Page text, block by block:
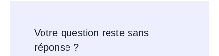
Votre question reste sans
réponse ?